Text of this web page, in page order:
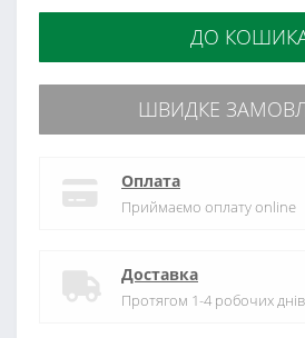
ДО
ШВИДКЕ
Оплата
Приймаємо оплату online
Доставка
Протягом 1-4 робочих днів